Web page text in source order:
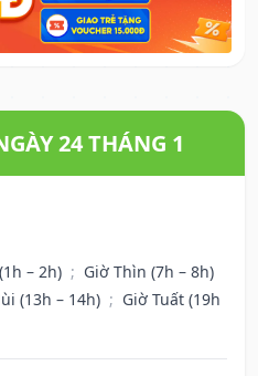
24 THÁNG 1
– 2h) ; Giờ Thìn (7h – 8h)
(13h – 14h) ; Giờ Tuất (19h